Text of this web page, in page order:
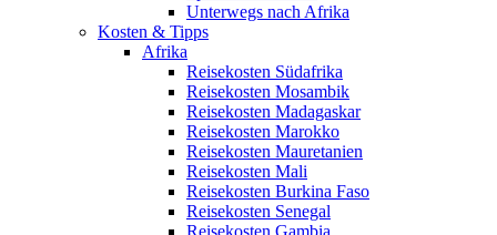
Unterwegs nach Afrika
Kosten & Tipps
Afrika
Reisekosten Südafrika
Reisekosten Mosambik
Reisekosten Madagaskar
Reisekosten Marokko
Reisekosten Mauretanien
Reisekosten Mali
Reisekosten Burkina Faso
Reisekosten Senegal